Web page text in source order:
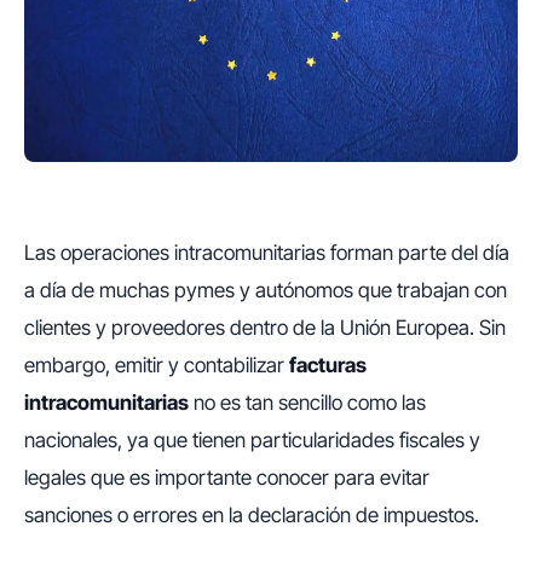
Las operaciones intracomunitarias forman parte del día
a día de muchas pymes y autónomos que trabajan con
clientes y proveedores dentro de la Unión Europea. Sin
embargo, emitir y contabilizar facturas
intracomunitarias no es tan sencillo como las
nacionales, ya que tienen particularidades fiscales y
legales que es importante conocer para evitar
sanciones o errores en la declaración de impuestos.